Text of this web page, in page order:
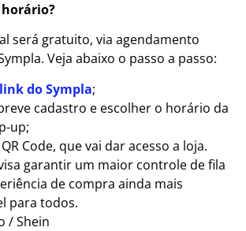
horário?
será gratuito, via agendamento
Veja abaixo o passo a passo:
link do Sympla;
cadastro e escolher o horário da
up;
Code, que vai dar acesso a loja.
garantir um maior controle de fila
de compra ainda mais
para todos.
/ Shein